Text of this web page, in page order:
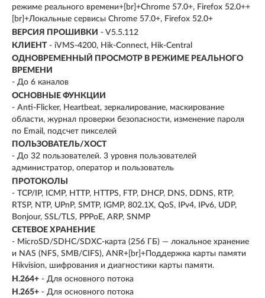
режиме реального времени+[br]+Chrome 57.0+, Firefox 52.0++
[br]+Локальные сервисы Chrome 57.0+, Firefox 52.0+
ВЕРСИЯ ПРОШИВКИ - V5.5.112
КЛИЕНТ - iVMS-4200, Hik-Connect, Hik-Central
ОДНОВРЕМЕННЫЙ ПРОСМОТР В РЕЖИМЕ РЕАЛЬНОГО
ВРЕМЕНИ
- До 6 каналов
ОСНОВНЫЕ ФУНКЦИИ
- Anti-Flicker, Heartbeat, зеркалирование, маскирование
области, журнал проверки безопасности, изменение пароля
по Email, подсчет пикселей
ПОЛЬЗОВАТЕЛЬ/ХОСТ
- До 32 пользователей. 3 уровня пользователей
администратор, оператор и пользователь
ПРОТОКОЛЫ
- TCP/IP, ICMP, HTTP, HTTPS, FTP, DHCP, DNS, DDNS, RTP,
RTSP, NTP, UPnP, SMTP, IGMP, 802.1X, QoS, IPv4, IPv6, UDP,
Bonjour, SSL/TLS, PPPoE, ARP, SNMP
СЕТЕВОЕ ХРАНЕНИЕ
- MicroSD/SDHC/SDXC-карта (256 ГБ) — локальное хранение
и NAS (NFS, SMB/CIFS), ANR+[br]+Поддержка карты памяти
Hikvision, шифрования и диагностики карты памяти.
H.264+ - Для основного потока
H.265+ - Для основного потока